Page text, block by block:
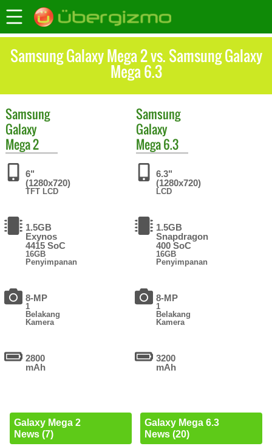
Samsung Galaxy Mega 2 vs. Samsung Galaxy
Mega 6.3
Samsung
Galaxy
Mega 2
6"
(1280x720)
TFT LCD
1.5GB
Exynos
4415 SoC
16GB
Penyimpanan
8-MP
1
Belakang
Kamera
2800
mAh
Galaxy Mega 2
News (7)
Samsung
Galaxy
Mega 6.3
6.3"
(1280x720)
LCD
1.5GB
Snapdragon
400 SoC
16GB
Penyimpanan
8-MP
1
Belakang
Kamera
3200
mAh
Galaxy Mega 6.3
News (20)